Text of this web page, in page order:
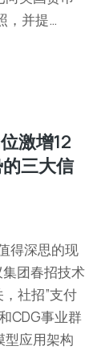
，并提…
激增12
三大信
得深思的现
团春招技术
社招”支付
CDG事业群
型应用架构